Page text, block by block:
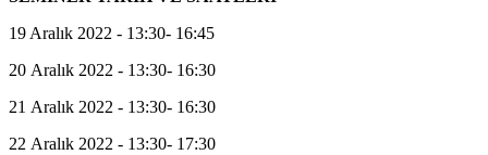
19 Aralık 2022 - 13:30- 16:45
20 Aralık 2022 - 13:30- 16:30
21 Aralık 2022 - 13:30- 16:30
22 Aralık 2022 - 13:30- 17:30